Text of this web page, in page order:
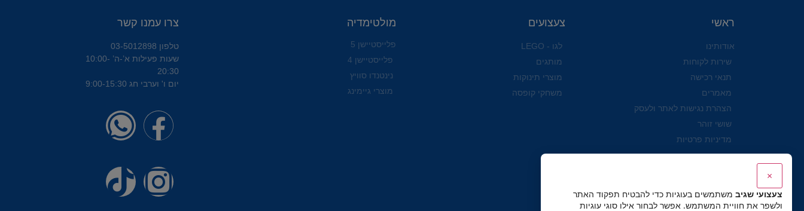
ראשי
אודותינו
שירות לקוחות
תנאי רכישה
מאמרים
הצהרת נגישות לאתר ולעסק
שושי זוהר
מדיניות פרטיות
צעצועים
לגו - LEGO
מותגים
מוצרי תינוקות
משחקי קופסה
מולטימדיה
פלייסטיישן 5
פלייסטיישן 4
נינטנדו סוויץ
מוצרי גיימינג
צרו עמנו קשר
טלפון 03-5012898
שעות פעילות א’-ה’ 10:00-
20:30
יום ו' וערבי חג 9:00-15:30
×
צעצועי שגיב משתמשים בעוגיות כדי להבטיח תפקוד האתר
ולשפר את חוויית המשתמש. אפשר לבחור אילו סוגי עוגיות